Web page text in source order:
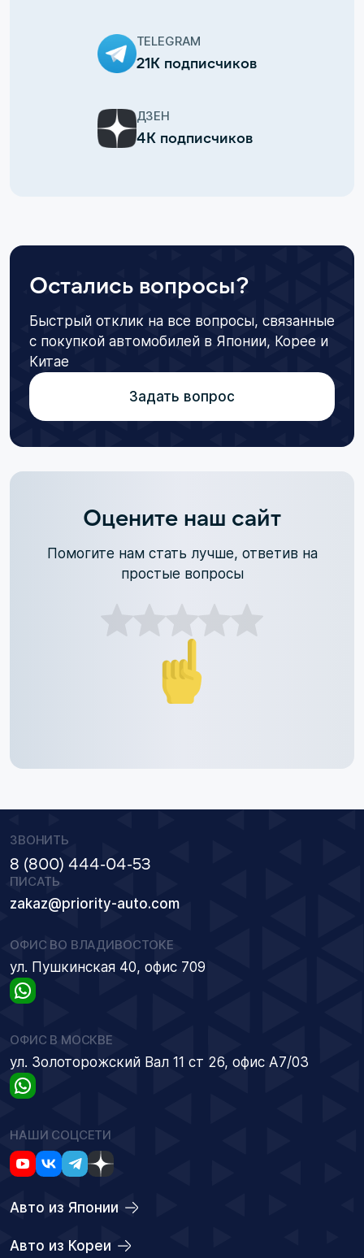
TELEGRAM
21К подписчиков
ДЗЕН
4К подписчиков
Остались вопросы?
Быстрый отклик на все вопросы, связанные
с покупкой автомобилей в Японии, Корее и
Китае
Задать вопрос
Оцените наш сайт
Помогите нам стать лучше, ответив на
простые вопросы
ЗВОНИТЬ
8 (800) 444-04-53
ПИСАТЬ
zakaz@priority-auto.com
ОФИС ВО ВЛАДИВОСТОКЕ
ул. Пушкинская 40, офис 709
ОФИС В МОСКВЕ
ул. Золоторожский Вал 11 ст 26, офис А7/03
НАШИ СОЦСЕТИ
Авто из Японии
Авто из Кореи